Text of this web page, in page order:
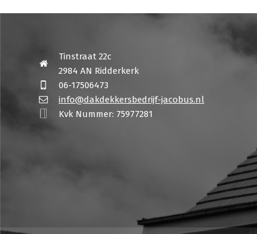
Tinstraat 22c
2984 AN Ridderkerk
06-17506473
info@dakdekkersbedrijf-jacobus.nl
Kvk Nummer: 75977281